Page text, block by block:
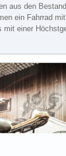
aus den
ein Fahrrad
mit einer